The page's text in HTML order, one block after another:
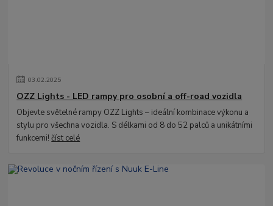
03.02.2025
OZZ Lights - LED rampy pro osobní a off-road vozidla
Objevte světelné rampy OZZ Lights – ideální kombinace výkonu a
stylu pro všechna vozidla. S délkami od 8 do 52 palců a unikátními
funkcemi!číst celé